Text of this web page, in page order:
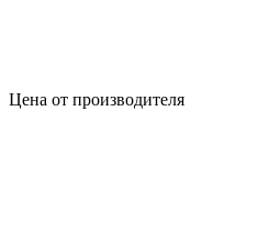
Цена от производителя